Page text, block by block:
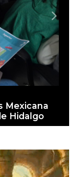
Mexicana
Hidalgo